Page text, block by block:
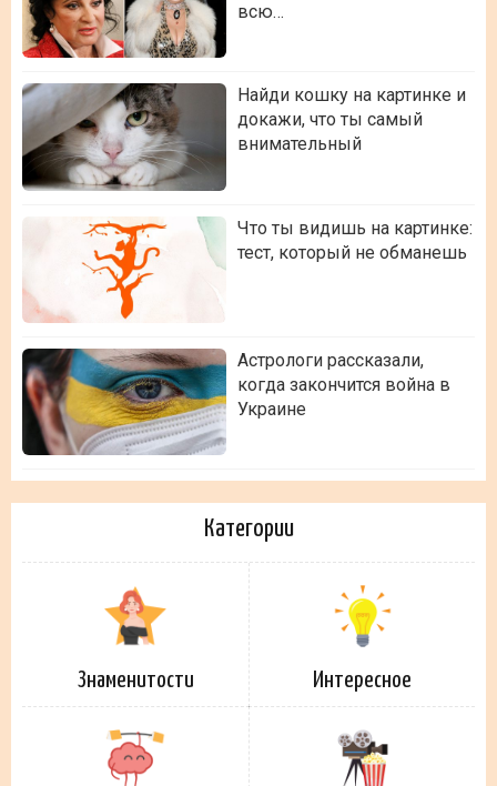
всю…
Найди кошку на картинке и
докажи, что ты самый
внимательный
Что ты видишь на картинке:
тест, который не обманешь
Астрологи рассказали,
когда закончится война в
Украине
Категории
Знаменитости Интересное